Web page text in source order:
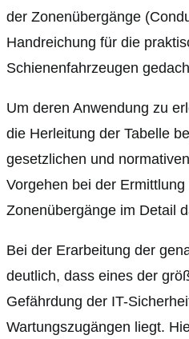
der Zonenübergänge
Handreichung für die
Schienenfahrzeugen
Um deren Anwendung zu
die Herleitung der Tabelle
gesetzlichen und
Vorgehen bei der
Zonenübergänge im Detail
Bei der Erarbeitung der
deutlich, dass eines der
Gefährdung der IT-
Wartungszugängen liegt.